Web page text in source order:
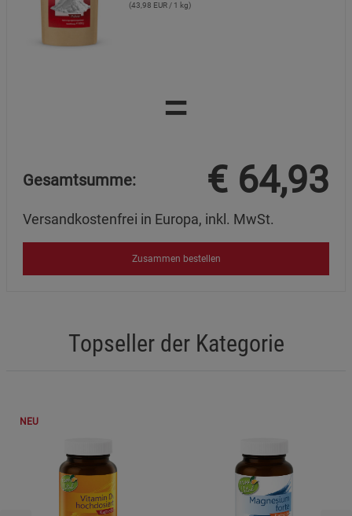
(43,98 EUR / 1 kg)
=
Gesamtsumme: € 64,93
Versandkostenfrei in Europa, inkl. MwSt.
Zusammen bestellen
Topseller der Kategorie
NEU